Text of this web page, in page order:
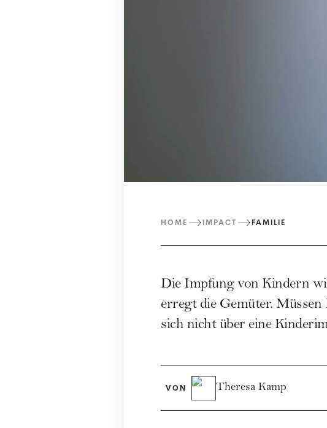
HOME IMPACT FAMILIE
Die Impfung von Kindern
erregt die Gemüter.
sich nicht über eine
VON Theresa Kamp